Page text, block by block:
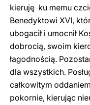
kieruję ku memu
Benedyktowi XVI,
ubogacił i umocnił
dobrocią, swoim
łagodnością.
dla wszystkich.
całkowitym
pokornie, kierując